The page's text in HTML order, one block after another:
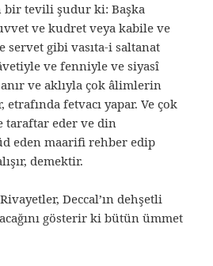
ve kudret veya kabile ve
servet gibi vasıta-i saltanat
ve fenniyle ve siyasî
ve aklıyla çok âlimlerin
etrafında fetvacı yapar. Ve çok
eder ve din
eden maarifi rehber edip
demektir.
Deccal’ın dehşetli
gösterir ki bütün ümmet